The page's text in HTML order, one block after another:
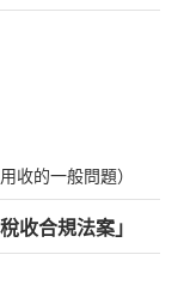
收的一般問題）
收合規法案」